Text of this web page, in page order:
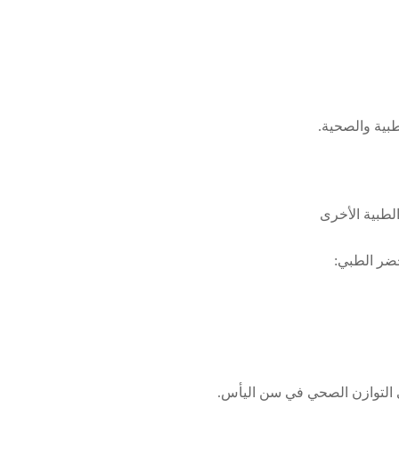
والصحية.
الأخرى
الطبي:
التوازن الصحي في سن اليأس.